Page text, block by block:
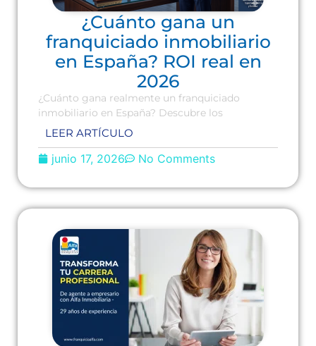
¿Cuánto gana un
franquiciado inmobiliario
en España? ROI real en
2026
¿Cuánto gana realmente un franquiciado
inmobiliario en España? Descubre los
LEER ARTÍCULO
junio 17, 2026 No Comments